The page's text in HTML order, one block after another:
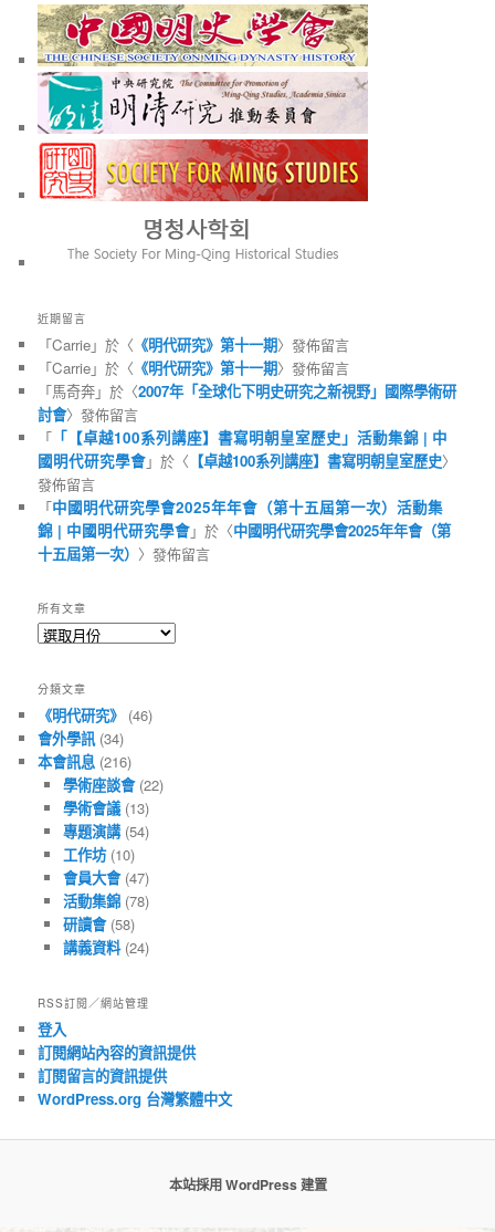
近期留言
「Carrie」於〈 《明代研究》第十一期〉發佈留言
「Carrie」於〈 《明代研究》第十一期〉發佈留言
「馬奇奔」於〈2007年「全球化下明史研究之新視野」國際學術研
討會〉發佈留言
「 「【卓越100系列講座】書寫明朝皇室歷史」活動集錦 | 中
國明代研究學會」於〈 【卓越100系列講座】書寫明朝皇室歷史〉
發佈留言
「中國明代研究學會2025年年會（第十五屆第一次）活動集
錦 | 中國明代研究學會」於〈中國明代研究學會2025年年會（第
十五屆第一次） 〉發佈留言
所有文章
所
章
分類文章
《明代研究》 (46)
會外學訊(34)
本會訊息 (216)
學術座談會(22)
學術會議(13)
專題演講(54)
工作坊(10)
會員大會(47)
活動集錦(78)
研讀會(58)
講義資料(24)
RSS訂閱／網站管理
登入
訂閱網站內容的資訊提供
訂閱留言的資訊提供
WordPress.org 台灣繁體中文
本站採用 WordPress 建置